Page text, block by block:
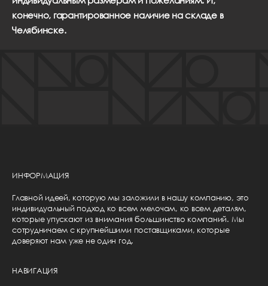
конечно, гарантированное наличие на складе в
Челябинске.
ИНФОРМАЦИЯ
Главной идеей, которую мы заложили в нашу компанию, это
индивидуальный подход ко всем мелочам, ко всем деталям,
которые упускают из внимания большинство компаний. Мы
сотрудничаем с крупнейшими поставщиками, которые
доверяют нам уже не один год.
НАВИГАЦИЯ